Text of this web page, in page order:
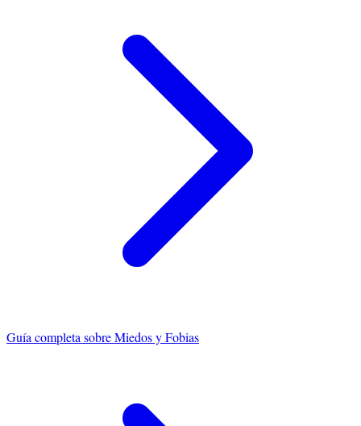
Guía completa sobreMiedos y Fobias